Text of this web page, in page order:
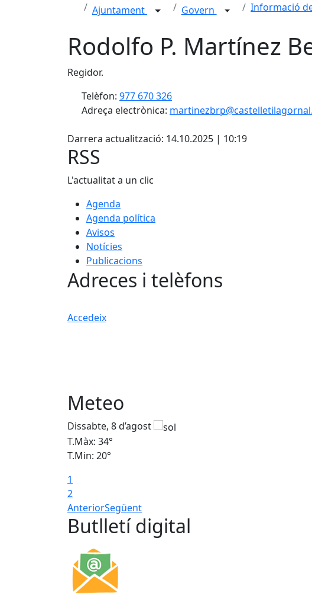
Ajuntament Govern Informació
Rodolfo P. Martínez
Regidor.
Telèfon: 977 670 326
Adreça electrònica:
Darrera actualització: 14.10.2025 | 10:19
RSS
L'actualitat a un clic
Agenda
Agenda política
Avisos
Notícies
Publicacions
Adreces i telèfons
Accedeix
Meteo
Dissabte, 8 d’agost
T.Màx: 34°
T.Min: 20°
1
2
AnteriorSegüent
Butlletí digital